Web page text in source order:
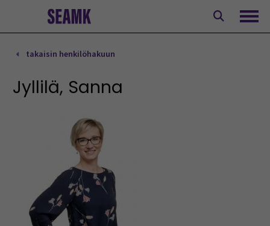
takaisin henkilöhakuun
Jyllilä, Sanna